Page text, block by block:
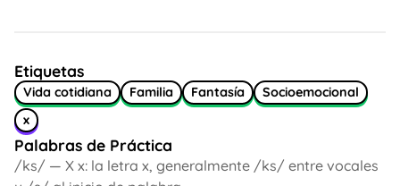
Etiquetas
Vida cotidiana Familia Fantasía
Socioemocional
x
Palabras de Práctica
/ks/ — X x: la letra x, generalmente /ks/ entre vocales